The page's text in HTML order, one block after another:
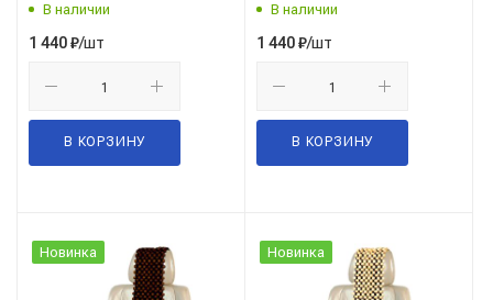
В наличии
1 440₽/шт
В КОРЗИНУ
В наличии
1 440₽/шт
В КОРЗИНУ
Новинка Новинка